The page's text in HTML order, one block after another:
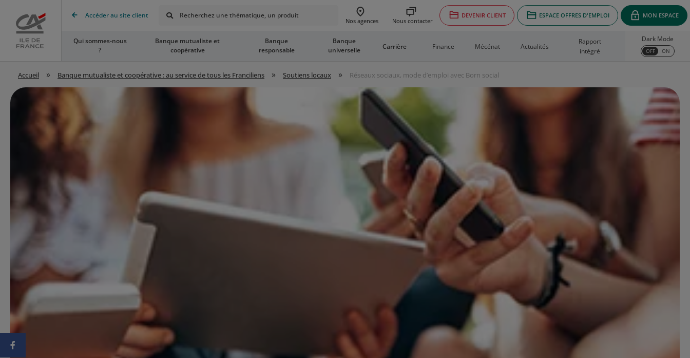
Accueil
Accéder au site client
Recherchez une thématique, un produit
Rechercher
Nos agences Nous contacter
DEVENIR CLIENT ESPACE OFFRES D'EMPLOI MON ESPACE
Qui sommes-nous
?
Banque mutualiste et
coopérative
Banque
responsable
Banque
universelle
Carrière Finance Mécénat Actualités
Rapport
intégré
Dark Mode
OFF ON
Accueil » Banque mutualiste et coopérative : au service de tous les Franciliens » Soutiens locaux » Réseaux sociaux, mode d’emploi avec Born social
Facebook